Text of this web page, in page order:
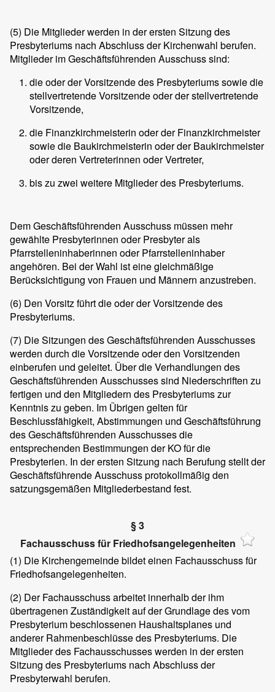
(5) Die Mitglieder werden in der ersten Sitzung des
Presbyteriums nach Abschluss der Kirchenwahl berufen.
Mitglieder im Geschäftsführenden Ausschuss sind:
die oder der Vorsitzende des Presbyteriums sowie die
stellvertretende Vorsitzende oder der stellvertretende
Vorsitzende,
die Finanzkirchmeisterin oder der Finanzkirchmeister
sowie die Baukirchmeisterin oder der Baukirchmeister
oder deren Vertreterinnen oder Vertreter,
bis zu zwei weitere Mitglieder des Presbyteriums.
Dem Geschäftsführenden Ausschuss müssen mehr
gewählte Presbyterinnen oder Presbyter als
Pfarrstelleninhaberinnen oder Pfarrstelleninhaber
angehören. Bei der Wahl ist eine gleichmäßige
Berücksichtigung von Frauen und Männern anzustreben.
(6) Den Vorsitz führt die oder der Vorsitzende des
Presbyteriums.
(7) Die Sitzungen des Geschäftsführenden Ausschusses
werden durch die Vorsitzende oder den Vorsitzenden
einberufen und geleitet. Über die Verhandlungen des
Geschäftsführenden Ausschusses sind Niederschriften zu
fertigen und den Mitgliedern des Presbyteriums zur
Kenntnis zu geben. Im Übrigen gelten für
Beschlussfähigkeit, Abstimmungen und Geschäftsführung
des Geschäftsführenden Ausschusses die
entsprechenden Bestimmungen der KO für die
Presbyterien. In der ersten Sitzung nach Berufung stellt der
Geschäftsführende Ausschuss protokollmäßig den
satzungsgemäßen Mitgliederbestand fest.
§ 3
Fachausschuss für Friedhofsangelegenheiten
(1) Die Kirchengemeinde bildet einen Fachausschuss für
Friedhofsangelegenheiten.
(2) Der Fachausschuss arbeitet innerhalb der ihm
übertragenen Zuständigkeit auf der Grundlage des vom
Presbyterium beschlossenen Haushaltsplanes und
anderer Rahmenbeschlüsse des Presbyteriums. Die
Mitglieder des Fachausschusses werden in der ersten
Sitzung des Presbyteriums nach Abschluss der
Presbyterwahl berufen.